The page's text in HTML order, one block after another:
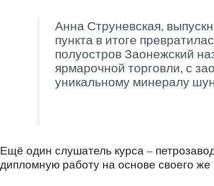
Анна Струневская,
пункта в итоге
полуостров Заонежский
ярмарочной торговли, с
уникальному минералу
Ещё один слушатель курса –
дипломную работу на основе своего же